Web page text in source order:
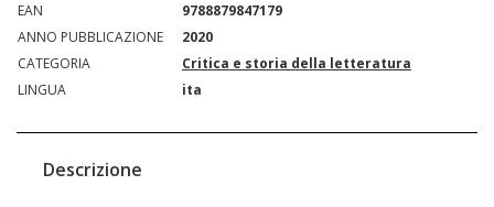
EAN
9788879847179
ANNO PUBBLICAZIONE
2020
CATEGORIA
Critica e storia della letteratura
LINGUA
ita
Descrizione